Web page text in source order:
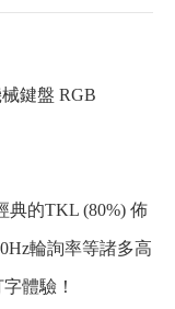
械鍵盤 RGB
典的TKL (80%) 佈
輪詢率等諸多高
體驗！